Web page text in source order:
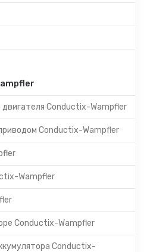
Conductix-Wampfler
Conductix-Wampfler
Wampfler
Conductix-Wampfler
Conductix-